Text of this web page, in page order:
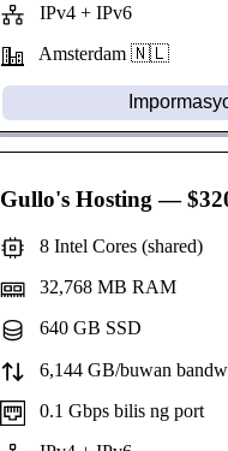
IPv4 + IPv6
Amsterdam 🇳🇱
Gullo's Hosting —
8 Intel Cores (shared)
32,768 MB RAM
640 GB SSD
6,144 GB/buwan
0.1 Gbps bilis ng port